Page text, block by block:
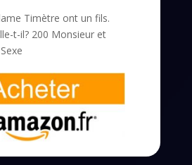
Timètre ont un fils.
t-il? 200 Monsieur et